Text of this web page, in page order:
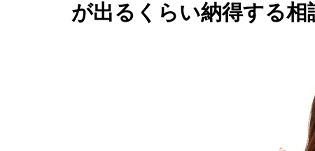
が出るくらい納得する相